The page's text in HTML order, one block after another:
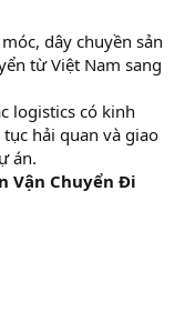
dây chuyền sản
từ Việt Nam sang
logistics có kinh
hải quan và giao
án.
Vận Chuyển Đi